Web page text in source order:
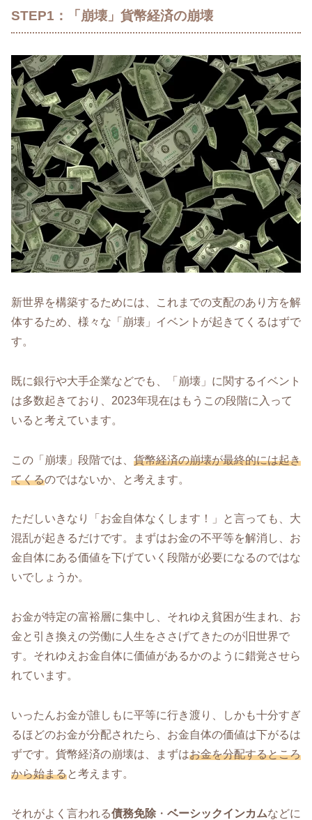
STEP1：「崩壊」貨幣経済の崩壊
新世界を構築するためには、これまでの支配のあり方を解
体するため、様々な「崩壊」イベントが起きてくるはずで
す。
既に銀行や大手企業などでも、「崩壊」に関するイベント
は多数起きており、2023年現在はもうこの段階に入って
いると考えています。
この「崩壊」段階では、 貨幣経済の崩壊が最終的には起き
てくるのではないか、と考えます。
ただしいきなり「お金自体なくします！」と言っても、大
混乱が起きるだけです。まずはお金の不平等を解消し、お
金自体にある価値を下げていく段階が必要になるのではな
いでしょうか。
お金が特定の富裕層に集中し、それゆえ貧困が生まれ、お
金と引き換えの労働に人生をささげてきたのが旧世界で
す。それゆえお金自体に価値があるかのように錯覚させら
れています。
いったんお金が誰しもに平等に行き渡り、しかも十分すぎ
るほどのお金が分配されたら、お金自体の価値は下がるは
ずです。貨幣経済の崩壊は、まずはお金を分配するところ
から始まると考えます。
それがよく言われる債務免除 ・ ベーシックインカムなどに